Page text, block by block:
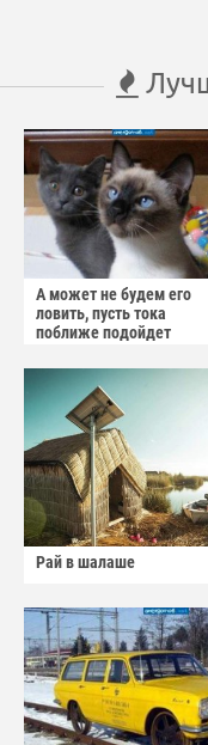
А может не будем его
ловить, пусть тока
поближе подойдет
Рай в шалаше